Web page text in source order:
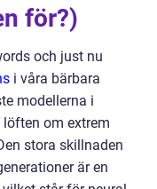
för?)
och just nu
i våra bärbara
modellerna i
om extrem
stora skillnaden
är en